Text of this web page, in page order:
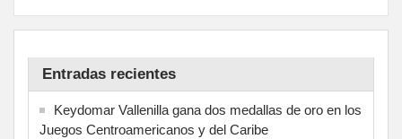
Entradas recientes
Keydomar Vallenilla gana dos medallas de oro en los
Juegos Centroamericanos y del Caribe